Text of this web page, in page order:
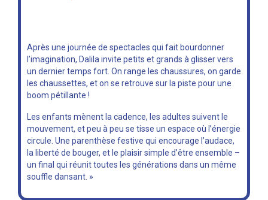
Après une journée de spectacles qui fait bourdonner
l’imagination, Dalila invite petits et grands à glisser vers
un dernier temps fort. On range les chaussures, on garde
les chaussettes, et on se retrouve sur la piste pour une
boom pétillante !
Les enfants mènent la cadence, les adultes suivent le
mouvement, et peu à peu se tisse un espace où l’énergie
circule. Une parenthèse festive qui encourage l’audace,
la liberté de bouger, et le plaisir simple d’être ensemble –
un final qui réunit toutes les générations dans un même
souffle dansant. »